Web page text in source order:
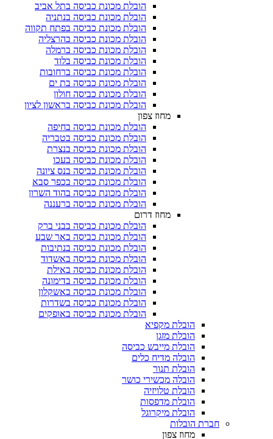
הובלת מכונת כביסה בתל אביב
הובלת מכונת כביסה בנתניה
הובלת מכונת כביסה בפתח תקווה
הובלת מכונת כביסה בהרצליה
הובלת מכונת כביסה ברמלה
הובלת מכונת כביסה בלוד
הובלת מכונת כביסה ברחובות
הובלת מכונת כביסה בת ים
הובלת מכונת כביסה חולון
הובלת מכונת כביסה בראשון לציון
הובלת מכונת כביסה בחיפה
הובלת מכונת כביסה בטבריה
הובלת מכונת כביסה בנצרת
הובלת מכונת כביסה בעכו
הובלת מכונת כביסה בנס ציונה
הובלת מכונת כביסה בכפר סבא
הובלת מכונת כביסה בהוד השרון
הובלת מכונת כביסה ברעננה
הובלת מכונת כביסה בבני ברק
הובלת מכונת כביסה באר שבע
הובלת מכונת כביסה בנתיבות
הובלת מכונת כביסה באשדוד
הובלת מכונת כביסה באילת
הובלת מכונת כביסה בדימונה
הובלת מכונת כביסה באשקלון
הובלת מכונת כביסה בשדרות
הובלת מכונת כביסה באופקים
הובלת מייבש כביסה
הובלה מכשירי כושר